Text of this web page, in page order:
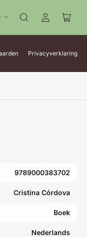
Aanmelden
Mini-
Privacyverklaring
9789000383702
Cristina Córdova
Boek
Nederlands